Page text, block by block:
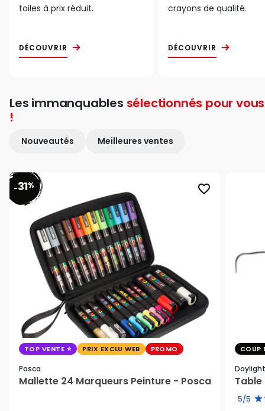
toiles à prix réduit.
DÉCOUVRIR
crayons de qualité.
DÉCOUVRIR
Les immanquables sélectionnés pour vous
!
Nouveautés Meilleures ventes
favorite_border
-31%
TOP VENTE PRIX EXCLU WEB PROMO
Posca
Mallette 24 Marqueurs Peinture - Posca
COUP
Daylight
Table
5/5